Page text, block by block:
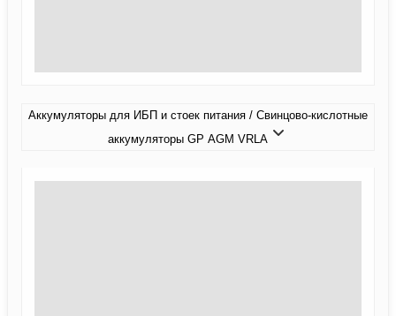
Аккумуляторы для ИБП и стоек питания / Свинцово-кислотные
аккумуляторы GP AGM VRLA